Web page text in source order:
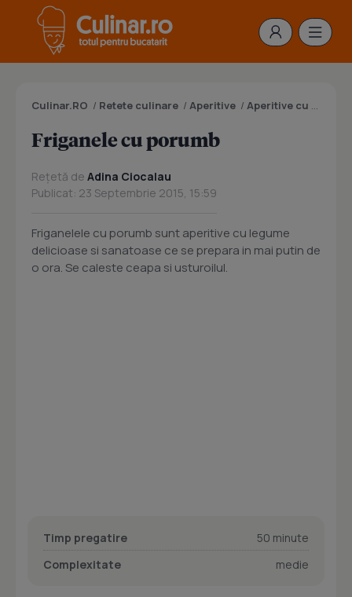
Culinar.RO / Retete culinare / Aperitive / Aperitive cu legume
Friganele cu porumb
Rețetă de Adina Ciocalau
Publicat: 23 Septembrie 2015, 15:59
Friganelele cu porumb sunt aperitive cu legume
delicioase si sanatoase ce se prepara in mai putin de
o ora. Se caleste ceapa si usturoilul.
Timp pregatire
50 minute
Complexitate
medie